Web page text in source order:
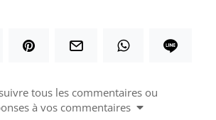
tous les commentaires ou
à vos commentaires